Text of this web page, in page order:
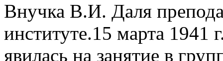
Внучка В.И. Даля
институте.15 марта 1941
явилась на занятие в